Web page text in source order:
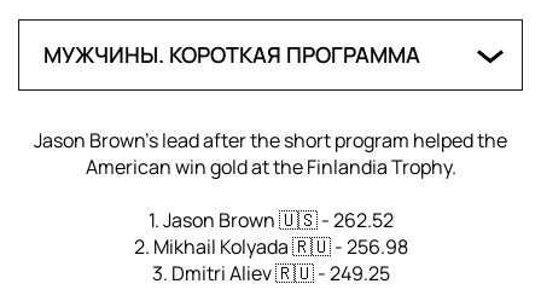
(Великобритания) — 45,79
15. Милана Ваананен – Михаил Акулов
(Финляндия) — 38,01
МУЖЧИНЫ. КОРОТКАЯ ПРОГРАММА
2. Джейсон Браун (США) — 92,39
3. Михаил Коляда (Россия) — 82,75
Jason Brown's lead after the short program helped the
American win gold at the Finlandia Trophy.
1. Jason Brown 🇺🇸 - 262.52
2. Mikhail Kolyada 🇷🇺 - 256.98
3. Dmitri Aliev 🇷🇺 - 249.25